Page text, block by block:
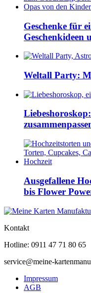
Geschenke für
Geschenkideen
Weltall Party:
Ausgefallene
bis Flower
Kontakt
Hotline: 0911 47 71 80 65
service@meine-
Impressum
AGB